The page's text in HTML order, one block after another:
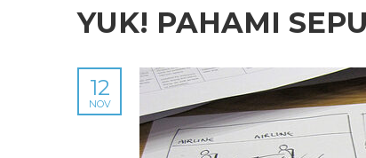
YUK! PAHAMI
12
NOV